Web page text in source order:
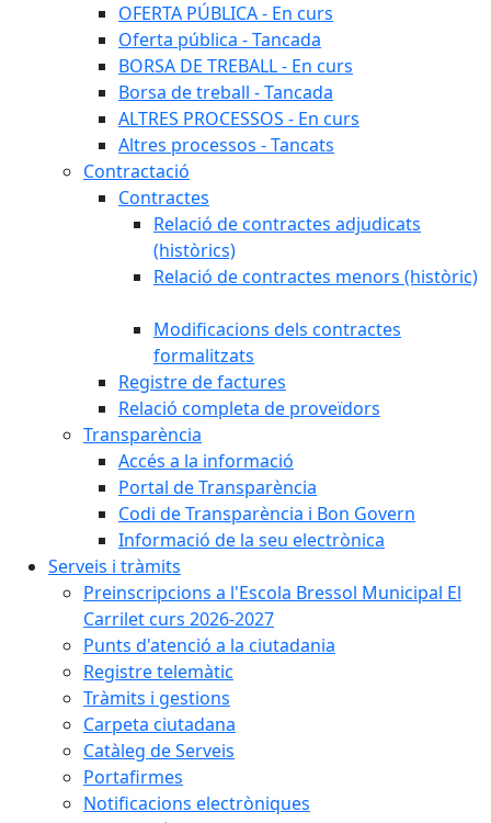
OFERTA PÚBLICA - En curs
Oferta pública - Tancada
BORSA DE TREBALL - En curs
Borsa de treball - Tancada
ALTRES PROCESSOS - En curs
Altres processos - Tancats
Contractació
Contractes
Relació de contractes adjudicats
(històrics)
Relació de contractes menors (històric)
Modificacions dels contractes
formalitzats
Registre de factures
Relació completa de proveïdors
Transparència
Accés a la informació
Portal de Transparència
Codi de Transparència i Bon Govern
Informació de la seu electrònica
Serveis i tràmits
Preinscripcions a l'Escola Bressol Municipal El
Carrilet curs 2026-2027
Punts d'atenció a la ciutadania
Registre telemàtic
Tràmits i gestions
Carpeta ciutadana
Catàleg de Serveis
Portafirmes
Notificacions electròniques